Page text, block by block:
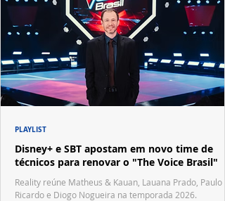
Disney+ e SBT apostam em novo time de
técnicos para renovar o "The Voice Brasil"
Reality reúne Matheus & Kauan, Lauana Prado, Paulo
Ricardo e Diogo Nogueira na temporada 2026.
PLAYLIST